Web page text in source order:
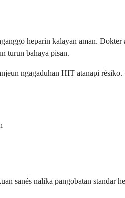
heparin kalayan aman.
turun bahaya pisan.
ngagaduhan HIT atanapi
sanés nalika pangobatan